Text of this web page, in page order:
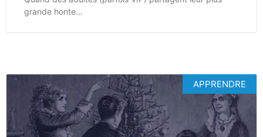
grande honte…
APPRENDRE